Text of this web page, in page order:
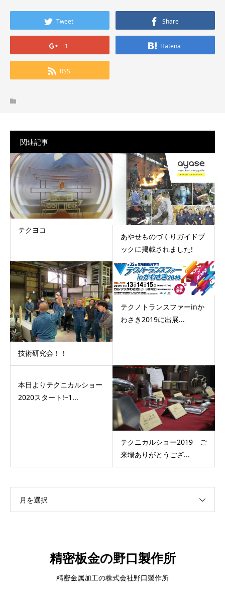
Tweet Share
+1 Hatena
RSS
関連記事
テクヨコ
あやせものづくりガイドブ
ックに掲載されました!
技術研究会！！
テクノトランスファーinか
わさき2019に出展...
本日よりテクニカルショー
2020スタート!~1...
テクニカルショー2019 ご
来場ありがとうござ...
月を選択
精密板金の野口製作所
精密金属加工の株式会社野口製作所